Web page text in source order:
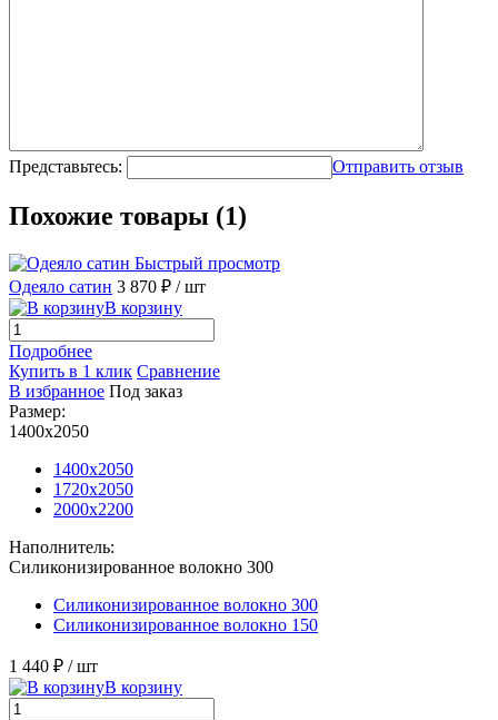
Представьтесь: Отправить отзыв
Похожие товары (1)
Быстрый просмотр
Одеяло сатин 3 870 ₽ / шт
В корзину
Подробнее
Купить в 1 клик Сравнение
В избранное Под заказ
Размер:
1400х2050
1400х2050
1720х2050
2000х2200
Наполнитель:
Силиконизированное волокно 300
Силиконизированное волокно 300
Силиконизированное волокно 150
1 440 ₽ / шт
В корзину